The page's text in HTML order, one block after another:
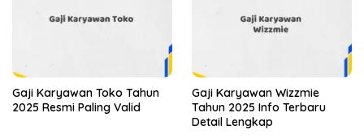
Gaji Karyawan Toko Tahun
2025 Resmi Paling Valid
Gaji Karyawan Wizzmie
Tahun 2025 Info Terbaru
Detail Lengkap